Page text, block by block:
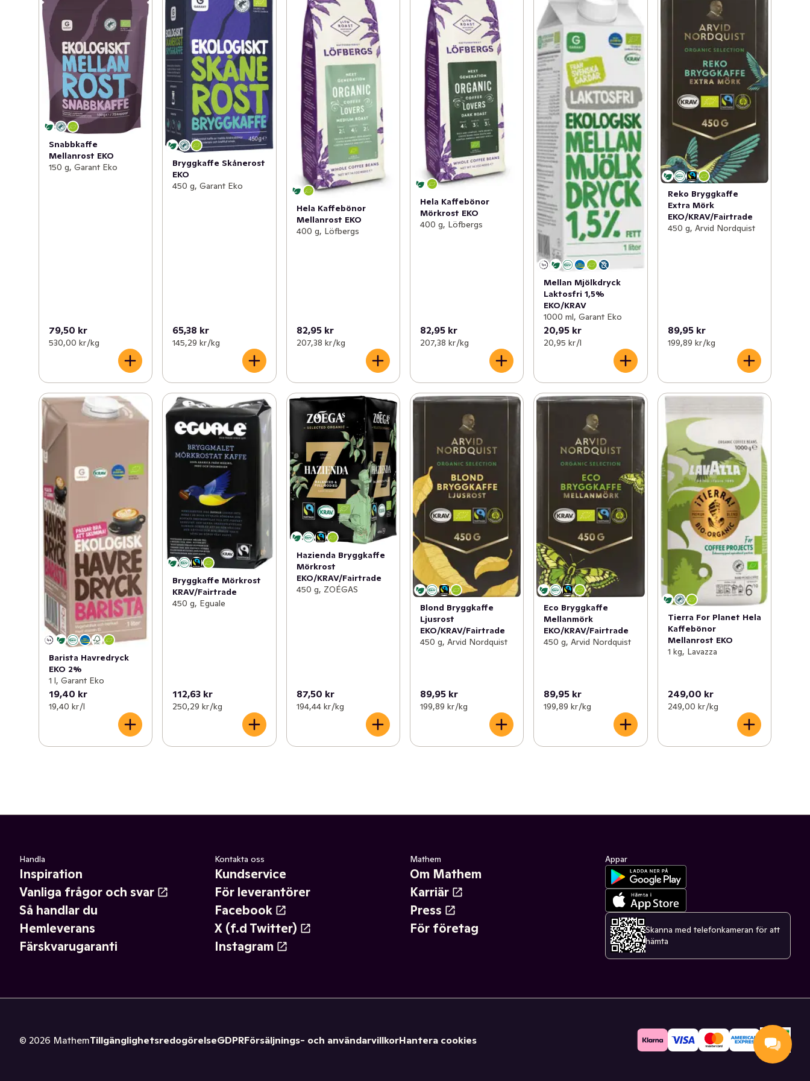
Snabbkaffe
Mellanrost EKO
150 g, Garant Eko
79,50 kr
530,00 kr /kg
Bryggkaffe Skånerost
EKO
450 g, Garant Eko
65,38 kr
145,29 kr /kg
Hela Kaffebönor
Mellanrost EKO
400 g, Löfbergs
82,95 kr
207,38 kr /kg
Hela Kaffebönor
Mörkrost EKO
400 g, Löfbergs
82,95 kr
207,38 kr /kg
Mellan Mjölkdryck
Laktosfri 1,5%
EKO/KRAV
1000 ml, Garant Eko
20,95 kr
20,95 kr /l
Reko Bryggkaffe
Extra Mörk
EKO/KRAV/Fairtrade
450 g, Arvid Nordquist
89,95 kr
199,89 kr /kg
Barista Havredryck
EKO 2%
1 l, Garant Eko
19,40 kr
19,40 kr /l
Bryggkaffe Mörkrost
KRAV/Fairtrade
450 g, Eguale
112,63 kr
250,29 kr /kg
Hazienda Bryggkaffe
Mörkrost
EKO/KRAV/Fairtrade
450 g, ZOÉGAS
87,50 kr
194,44 kr /kg
Blond Bryggkaffe
Ljusrost
EKO/KRAV/Fairtrade
450 g, Arvid Nordquist
89,95 kr
199,89 kr /kg
Eco Bryggkaffe
Mellanmörk
EKO/KRAV/Fairtrade
450 g, Arvid Nordquist
89,95 kr
199,89 kr /kg
Tierra For Planet Hela
Kaffebönor
Mellanrost EKO
1 kg, Lavazza
249,00 kr
249,00 kr /kg
Handla
Inspiration
Vanliga frågor och svar
Så handlar du
Hemleverans
Färskvarugaranti
Kontakta oss
Kundservice
För leverantörer
Facebook
X (f.d Twitter)
Instagram
Mathem
Om Mathem
Karriär
Press
För företag
Appar
Skanna med telefonkameran för att
hämta
© 2026 MathemTillgänglighetsredogörelseGDPRFörsäljnings- och användarvillkorHantera cookies